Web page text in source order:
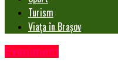
Turism
Viața în Brașov
Eveniment